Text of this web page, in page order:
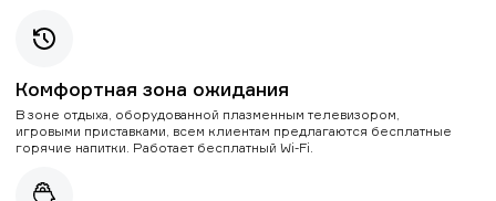
Комфортная зона ожидания
В зоне отдыха, оборудованной плазменным телевизором,
игровыми приставками, всем клиентам предлагаются бесплатные
горячие напитки. Работает бесплатный Wi-Fi.